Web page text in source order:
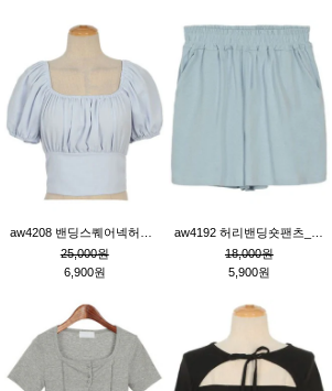
25,000원
6,900원
18,000원
5,900원